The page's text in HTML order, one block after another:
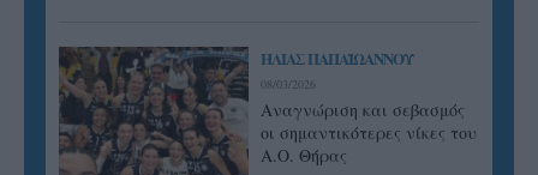
ΗΛΙΑΣ ΠΑΠΑΪΩΑΝΝΟΥ
08/03/2026
Αναγνώριση και σεβασμός
οι σημαντικότερες νίκες του
Α.Ο. Θήρας